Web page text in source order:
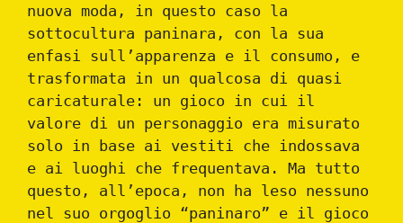
nuova moda, in questo caso la
sottocultura paninara, con la sua
enfasi sull’apparenza e il consumo, e
trasformata in un qualcosa di quasi
caricaturale: un gioco in cui il
valore di un personaggio era misurato
solo in base ai vestiti che indossava
e ai luoghi che frequentava. Ma tutto
questo, all’epoca, non ha leso nessuno
nel suo orgoglio “paninaro” e il gioco